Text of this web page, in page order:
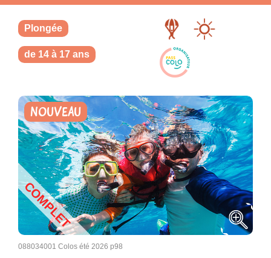
Plongée
de 14 à 17 ans
NOUVEAU
COMPLET
088034001 Colos été 2026 p98